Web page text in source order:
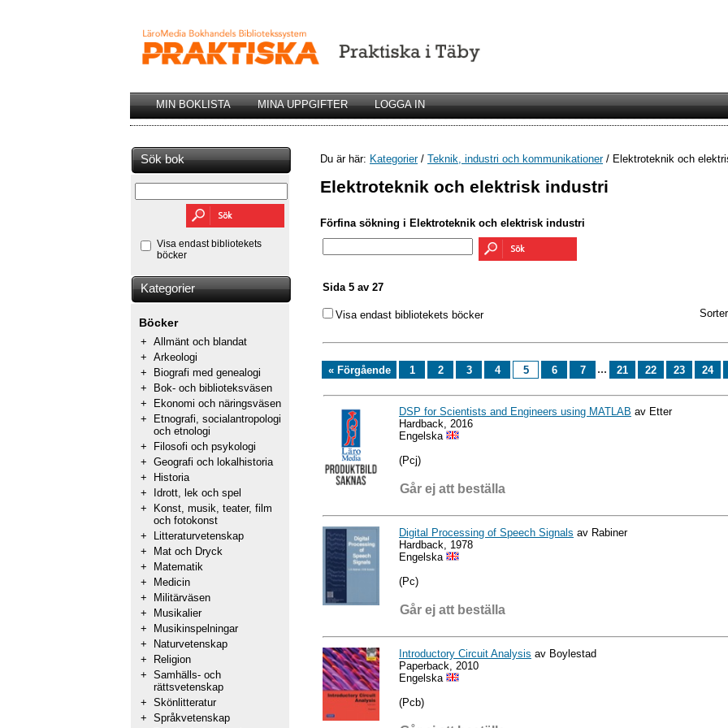
MIN BOKLISTA MINA UPPGIFTER LOGGA IN
Sök bok
Visa endast bibliotekets
böcker
Kategorier
Böcker
+ Allmänt och blandat
+ Arkeologi
+
Biografi med genealogi
+
Bok- och biblioteksväsen
+
Ekonomi och näringsväsen
+
Etnografi, socialantropologi
och etnologi
+
Filosofi och psykologi
+ Geografi och lokalhistoria
+
Historia
+
Idrott, lek och spel
+
Konst, musik, teater, film
och fotokonst
+
Litteraturvetenskap
+
Mat och Dryck
+
Matematik
+
Medicin
+
Militärväsen
+
Musikalier
+
Musikinspelningar
+
Naturvetenskap
+
Religion
+ Samhälls- och
rättsvetenskap
+ Skönlitteratur
+ Språkvetenskap
Du är här: Kategorier/ Teknik, industri och kommunikationer/ Elektroteknik och
Elektroteknik och elektrisk industri
Förfina sökning i Elektroteknik och elektrisk industri
Sida 5 av 27
Visa endast bibliotekets böcker
« Förgående 1 2 3 4 5 6 7 ... 21 22 23 24
DSP for Scientists and Engineers using MATLAB av Etter
Hardback, 2016
Engelska
(Pcj)
Går ej att beställa
Digital Processing of Speech Signals av Rabiner
Hardback, 1978
Engelska
(Pc)
Går ej att beställa
Introductory Circuit Analysis av Boylestad
Paperback, 2010
Engelska
(Pcb)